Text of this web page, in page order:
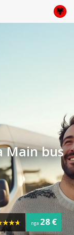
Main bus
nga 28 €